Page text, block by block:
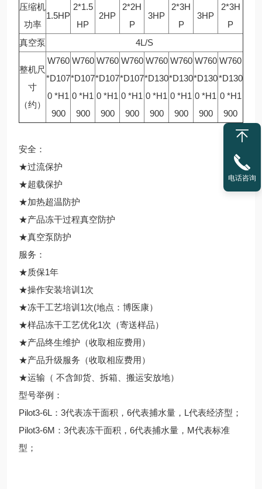
压缩机
功率
1.5HP
2*1.5
HP
2HP
2*2H
P
3HP
2*3H
P
3HP
2*3H
P
真空泵
4L/S
整机尺
寸
（约）
W760
*D107
0 *H1
900
W760
*D107
0 *H1
900
W760
*D107
0 *H1
900
W760
*D107
0 *H1
900
W760
*D130
0 *H1
900
W760
*D130
0 *H1
900
W760
*D130
0 *H1
900
W760
*D130
0 *H1
900
安全：
★过流保护
★超载保护
★加热超温防护
★产品冻干过程真空防护
★真空泵防护
服务：
★质保1年
★操作安装培训1次
★冻干工艺培训1次(地点：博医康）
★样品冻干工艺优化1次（寄送样品）
★产品终生维护（收取相应费用）
★产品升级服务（收取相应费用）
★运输（ 不含卸货、拆箱、搬运安放地）
型号举例：
Pilot3-6L：3代表冻干面积，6代表捕水量，L代表经济型；
Pilot3-6M：3代表冻干面积，6代表捕水量，M代表标准
型；
电话咨询